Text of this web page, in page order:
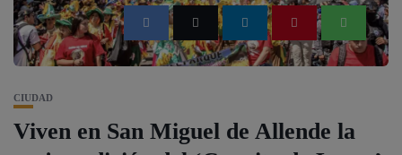
CIUDAD
Viven en San Miguel de Allende la